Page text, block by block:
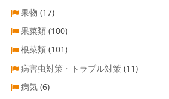
果物 (17)
果菜類 (100)
根菜類 (101)
病害虫対策・トラブル対策 (11)
病気 (6)